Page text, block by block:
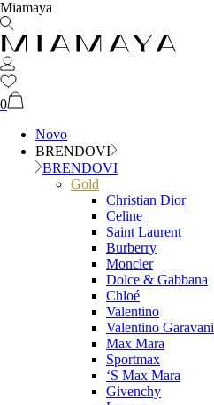
Miamaya
0
Novo
BRENDOVI
BRENDOVI
Gold
Christian Dior
Celine
Saint Laurent
Burberry
Moncler
Dolce & Gabbana
Chloé
Valentino
Valentino Garavani
Max Mara
Sportmax
‘S Max Mara
Givenchy